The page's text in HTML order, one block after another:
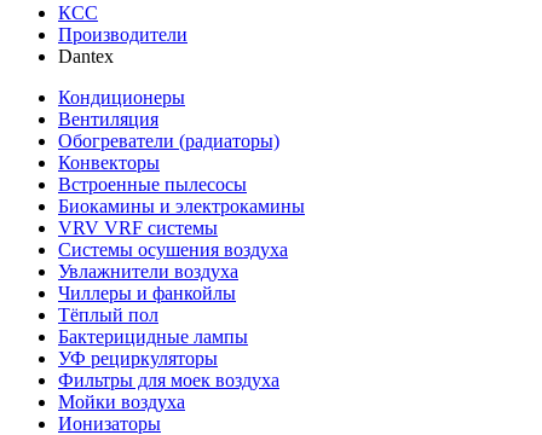
КСС
Производители
Dantex
Кондиционеры
Вентиляция
Обогреватели (радиаторы)
Конвекторы
Встроенные пылесосы
Биокамины и электрокамины
VRV VRF системы
Системы осушения воздуха
Увлажнители воздуха
Чиллеры и фанкойлы
Тёплый пол
Бактерицидные лампы
УФ рециркуляторы
Фильтры для моек воздуха
Мойки воздуха
Ионизаторы